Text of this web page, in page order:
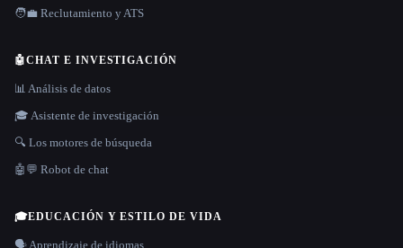
🧑‍💼 Reclutamiento y ATS
🤖CHAT E INVESTIGACIÓN
📊 Análisis de datos
🎓 Asistente de investigación
🔍 Los motores de búsqueda
🤖💬 Robot de chat
🎓EDUCACIÓN Y ESTILO DE VIDA
🗣️ Aprendizaje de idiomas